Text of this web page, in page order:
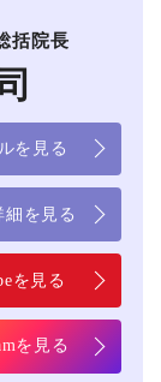
括院長
を見る
を見る
を見る
を見る